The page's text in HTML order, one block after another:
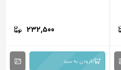
232,500
افزودن به سبد